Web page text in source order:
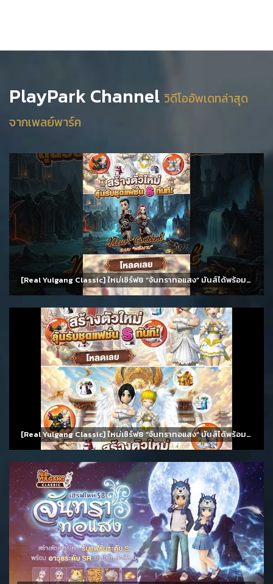
PlayPark Channel วิดีโออัพเดทล่าสุด
จากเพลย์พาร์ค
[Real Yulgang Classic] ใหม่เซิร์ฟ8 “จันทราทอแสง” มันส์ได้พร้อมกัน 11 สิงหาคม นี้!!
[Real Yulgang Classic] ใหม่เซิร์ฟ8 “จันทราทอแสง” มันส์ได้พร้อมกัน 11 สิงหาคม นี้!!